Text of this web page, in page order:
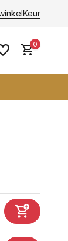
-ruim 600+
0